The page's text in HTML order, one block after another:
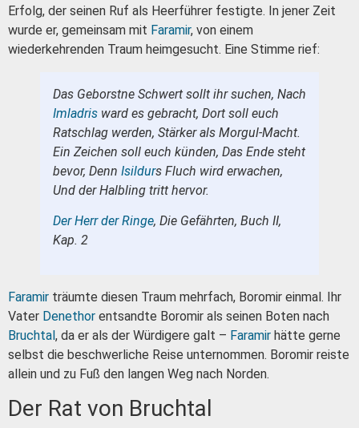
Erfolg, der seinen Ruf als Heerführer festigte. In jener Zeit
wurde er, gemeinsam mit Faramir, von einem
wiederkehrenden Traum heimgesucht. Eine Stimme rief:
Das Geborstne Schwert sollt ihr suchen, Nach
Imladris ward es gebracht, Dort soll euch
Ratschlag werden, Stärker als Morgul-Macht.
Ein Zeichen soll euch künden, Das Ende steht
bevor, Denn Isildurs Fluch wird erwachen,
Und der Halbling tritt hervor.
Der Herr der Ringe, Die Gefährten, Buch II,
Kap. 2
Faramir träumte diesen Traum mehrfach, Boromir einmal. Ihr
Vater Denethor entsandte Boromir als seinen Boten nach
Bruchtal, da er als der Würdigere galt – Faramir hätte gerne
selbst die beschwerliche Reise unternommen. Boromir reiste
allein und zu Fuß den langen Weg nach Norden.
Der Rat von Bruchtal